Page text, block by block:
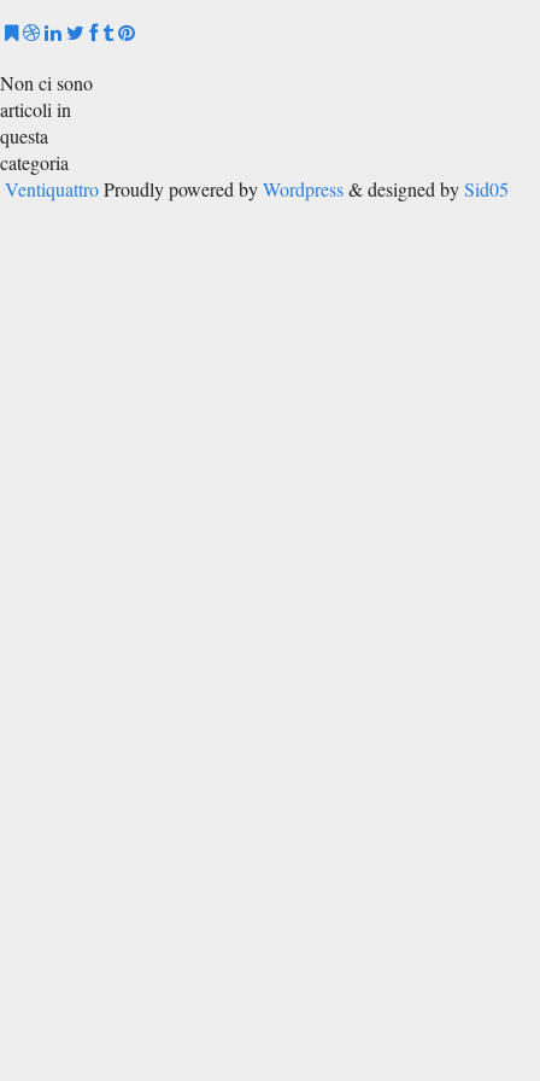
Non ci sono
articoli in
questa
categoria
Ventiquattro Proudly powered byWordpress& designed bySid05